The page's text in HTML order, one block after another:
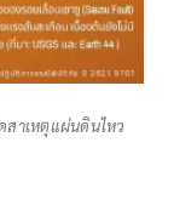
าเหตุแผ่นดินไหว